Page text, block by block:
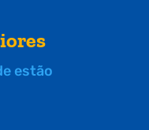
estão